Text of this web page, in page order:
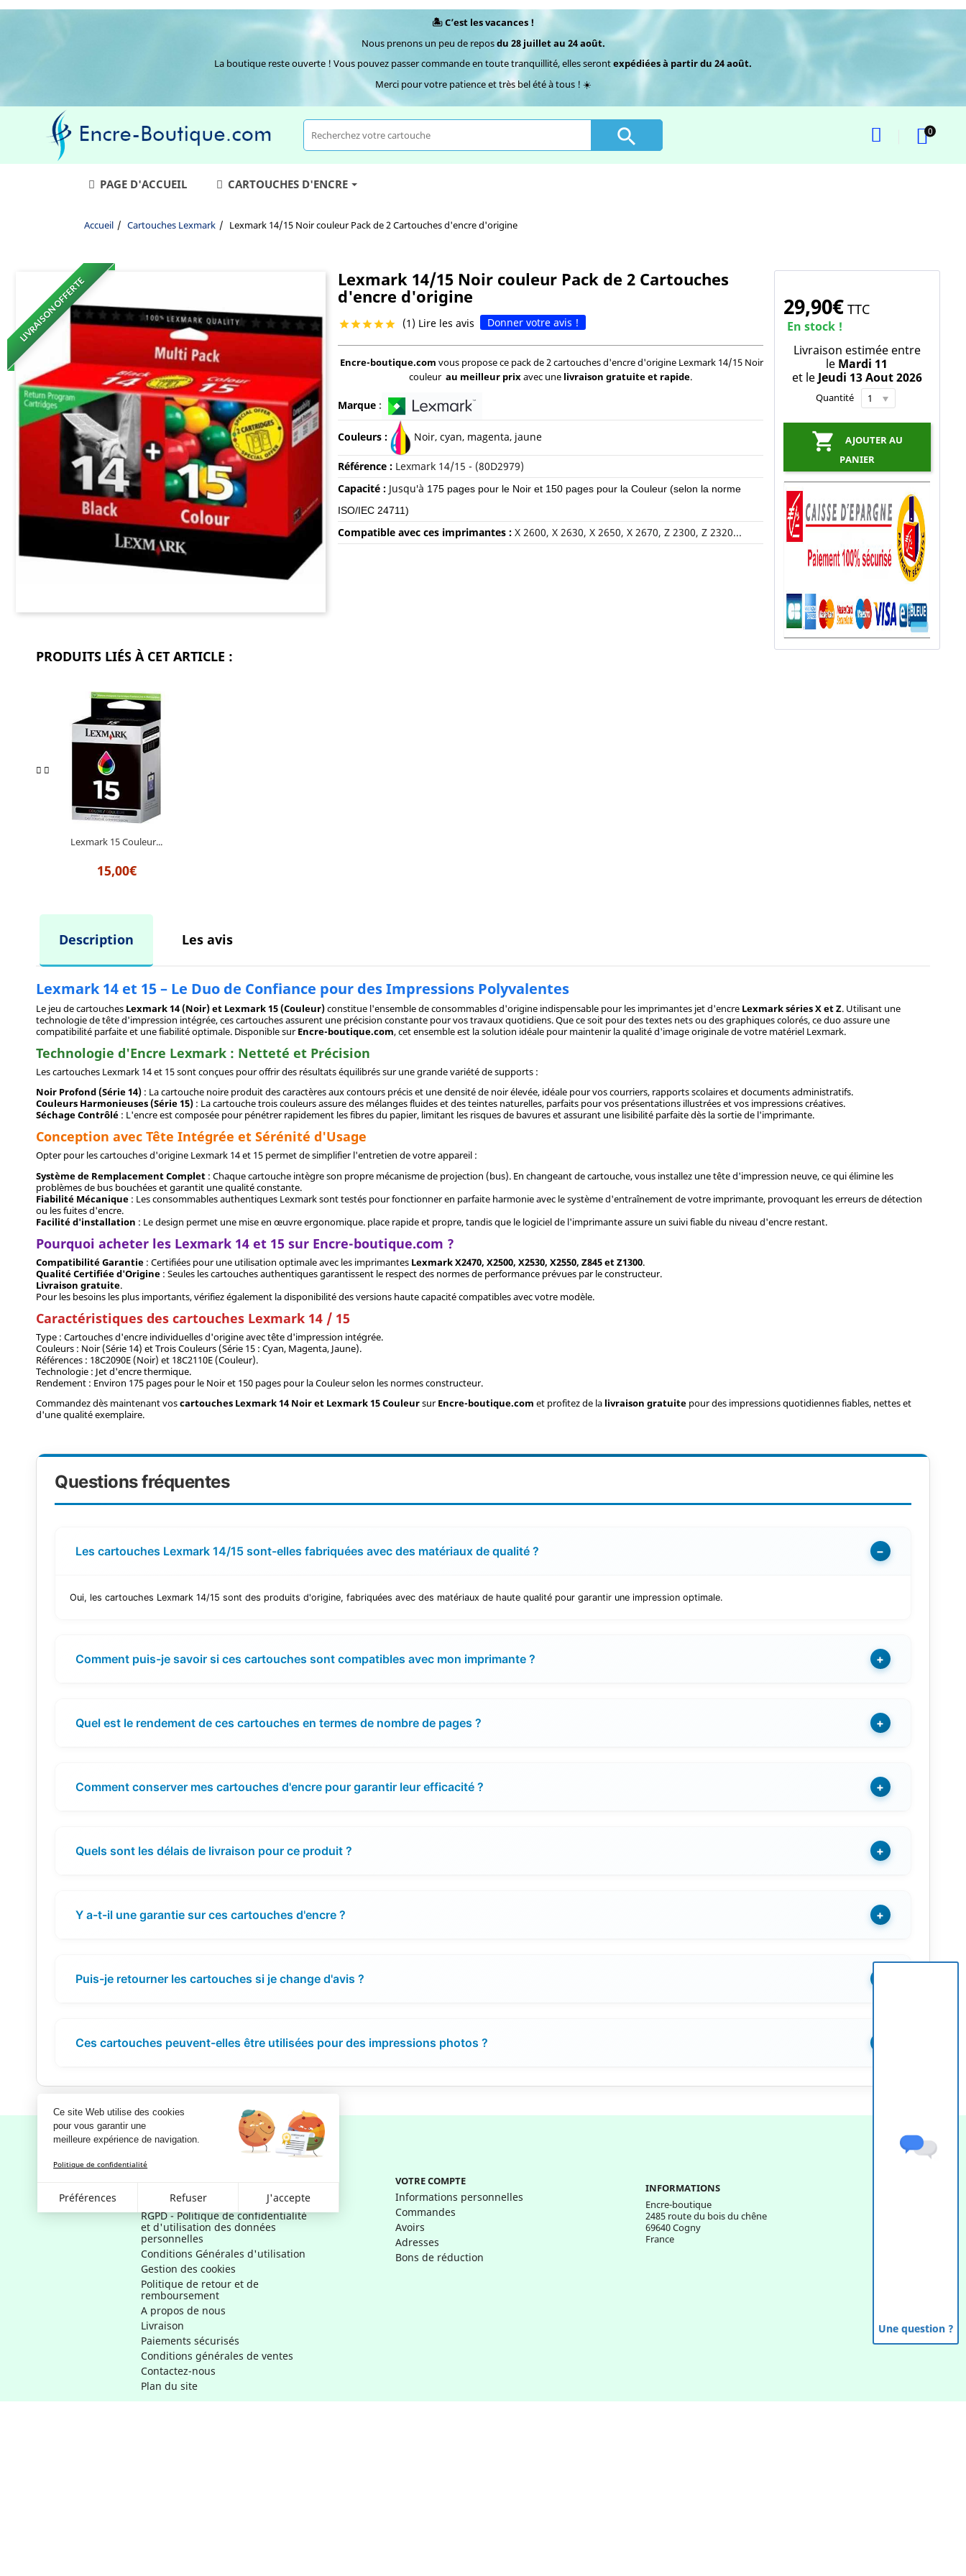
Ce site Web utilise des cookies
pour vous garantir une
meilleure expérience de navigation.
Politique de confidentialité
Préférences Refuser J'accepte
🏝️ C’est les vacances !
Nous prenons un peu de reposdu 28 juillet au 24 août.
La boutique reste ouverte ! Vous pouvez passer commande en toute tranquillité, elles serontexpédiées à partir du 24 août.
Merci pour votre patience et très bel été à tous ! ☀️
 0
PAGE D'ACCUEIL CARTOUCHES D'ENCRE
Accueil Cartouches Lexmark Lexmark 14/15 Noir couleur Pack de 2 Cartouches d'encre d'origine
LIVRAISON OFFERTE
Lexmark 14/15 Noir couleur Pack de 2 Cartouches
d'encre d'origine
 (1) Lire les avis Donner votre avis !
Encre-boutique.com vous propose ce pack de 2 cartouches d'encre d'origine Lexmark 14/15 Noir
couleur au meilleur prix avec une livraison gratuite et rapide.
Marque:
Couleurs : Noir, cyan, magenta, jaune
Référence : Lexmark 14/15 - (80D2979)
Capacité : Jusqu'à 175 pages pour le Noir et 150 pages pour la Couleur (selon la norme
ISO/IEC 24711)
Compatible avec ces imprimantes : X 2600, X 2630, X 2650, X 2670, Z 2300, Z 2320...
Une question ?
29,90€ TTC
En stock !
Livraison estimée entre
le Mardi 11
et le Jeudi 13 Aout 2026
Quantité

AJOUTER AU
PANIER
PRODUITS LIÉS À CET ARTICLE :
Lexmark 15 Couleur...
15,00€
Description Les avis
Lexmark 14 et 15 – Le Duo de Confiance pour des Impressions Polyvalentes
Le jeu de cartouches Lexmark 14 (Noir) et Lexmark 15 (Couleur)constitue l'ensemble de consommables d'origine indispensable pour les imprimantes jet d'encre Lexmark séries X et Z. Utilisant une
technologie de tête d'impression intégrée, ces cartouches assurent une précision constante pour vos travaux quotidiens. Que ce soit pour des textes nets ou des graphiques colorés, ce duo assure une
compatibilité parfaite et une fiabilité optimale. Disponible surEncre-boutique.com, cet ensemble est la solution idéale pour maintenir la qualité d'image originale de votre matériel Lexmark.
Technologie d'Encre Lexmark : Netteté et Précision
Les cartouches Lexmark 14 et 15 sont conçues pour offrir des résultats équilibrés sur une grande variété de supports :
Noir Profond (Série 14) : La cartouche noire produit des caractères aux contours précis et une densité de noir élevée, idéale pour vos courriers, rapports scolaires et documents administratifs.
Couleurs Harmonieuses (Série 15) : La cartouche trois couleurs assure des mélanges fluides et des teintes naturelles, parfaits pour vos présentations illustrées et vos impressions créatives.
Séchage Contrôlé : L'encre est composée pour pénétrer rapidement les fibres du papier, limitant les risques de bavures et assurant une lisibilité parfaite dès la sortie de l'imprimante.
Conception avec Tête Intégrée et Sérénité d'Usage
Opter pour les cartouches d'origine Lexmark 14 et 15 permet de simplifier l'entretien de votre appareil :
Système de Remplacement Complet : Chaque cartouche intègre son propre mécanisme de projection (bus). En changeant de cartouche, vous installez une tête d'impression neuve, ce qui élimine les
problèmes de bus bouchées et garantit une qualité constante.
Fiabilité Mécanique : Les consommables authentiques Lexmark sont testés pour fonctionner en parfaite harmonie avec le système d'entraînement de votre imprimante, provoquant les erreurs de détection
ou les fuites d'encre.
Facilité d'installation : Le design permet une mise en œuvre ergonomique. place rapide et propre, tandis que le logiciel de l'imprimante assure un suivi fiable du niveau d'encre restant.
Pourquoi acheter les Lexmark 14 et 15 sur Encre-boutique.com ?
Compatibilité Garantie : Certifiées pour une utilisation optimale avec les imprimantes Lexmark X2470, X2500, X2530, X2550, Z845 et Z1300.
Qualité Certifiée d'Origine : Seules les cartouches authentiques garantissent le respect des normes de performance prévues par le constructeur.
Livraison gratuite.
Pour les besoins les plus importants, vérifiez également la disponibilité des versions haute capacité compatibles avec votre modèle.
Caractéristiques des cartouches Lexmark 14 / 15
Type : Cartouches d'encre individuelles d'origine avec tête d'impression intégrée.
Couleurs : Noir (Série 14) et Trois Couleurs (Série 15 : Cyan, Magenta, Jaune).
Références : 18C2090E (Noir) et 18C2110E (Couleur).
Technologie : Jet d'encre thermique.
Rendement : Environ 175 pages pour le Noir et 150 pages pour la Couleur selon les normes constructeur.
Commandez dès maintenant voscartouches Lexmark 14 Noir et Lexmark 15 CouleursurEncre-boutique.com et profitez de la livraison gratuite pour des impressions quotidiennes fiables, nettes et
d'une qualité exemplaire.
Questions fréquentes
Les cartouches Lexmark 14/15 sont-elles fabriquées avec des matériaux de qualité ? −
Oui, les cartouches Lexmark 14/15 sont des produits d'origine, fabriquées avec des matériaux de haute qualité pour garantir une impression optimale.
Comment puis-je savoir si ces cartouches sont compatibles avec mon imprimante ? +
Quel est le rendement de ces cartouches en termes de nombre de pages ? +
Comment conserver mes cartouches d'encre pour garantir leur efficacité ? +
Quels sont les délais de livraison pour ce produit ? +
Y a-t-il une garantie sur ces cartouches d'encre ? +
Puis-je retourner les cartouches si je change d'avis ?
Ces cartouches peuvent-elles être utilisées pour des impressions photos ?
Mentions légales
RGPD - Politique de confidentialité
et d'utilisation des données
personnelles
Conditions Générales d'utilisation
Gestion des cookies
Politique de retour et de
remboursement
A propos de nous
Livraison
Paiements sécurisés
Conditions générales de ventes
Contactez-nous
Plan du site
VOTRE COMPTE
Informations personnelles
Commandes
Avoirs
Adresses
Bons de réduction
INFORMATIONS
Encre-boutique
2485 route du bois du chêne
69640 Cogny
France